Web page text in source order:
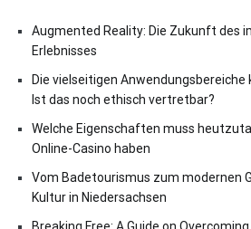
Augmented Reality: Die Zukunft des
Erlebnisses
Die vielseitigen
Ist das noch ethisch vertretbar?
Welche Eigenschaften muss
Online-Casino haben
Vom Badetourismus zum modernen
Kultur in Niedersachsen